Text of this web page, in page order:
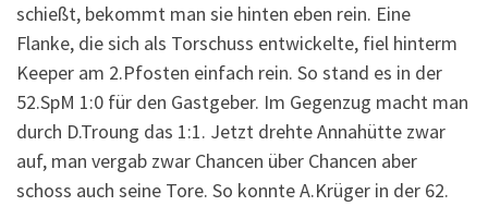
schießt, bekommt man sie hinten eben rein. Eine
Flanke, die sich als Torschuss entwickelte, fiel hinterm
Keeper am 2.Pfosten einfach rein. So stand es in der
52.SpM 1:0 für den Gastgeber. Im Gegenzug macht man
durch D.Troung das 1:1. Jetzt drehte Annahütte zwar
auf, man vergab zwar Chancen über Chancen aber
schoss auch seine Tore. So konnte A.Krüger in der 62.